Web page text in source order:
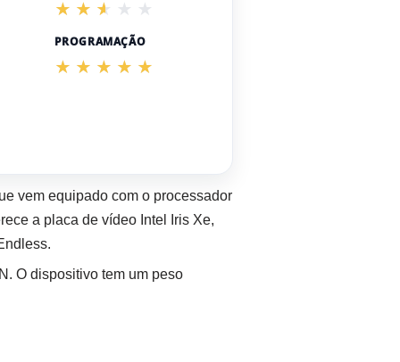
PROGRAMAÇÃO
vem equipado com o processador
a placa de vídeo Intel Iris Xe,
O dispositivo tem um peso